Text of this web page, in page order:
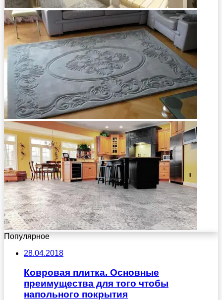
Популярное
28.04.2018
Ковровая плитка. Основные
преимущества для того чтобы
напольного покрытия